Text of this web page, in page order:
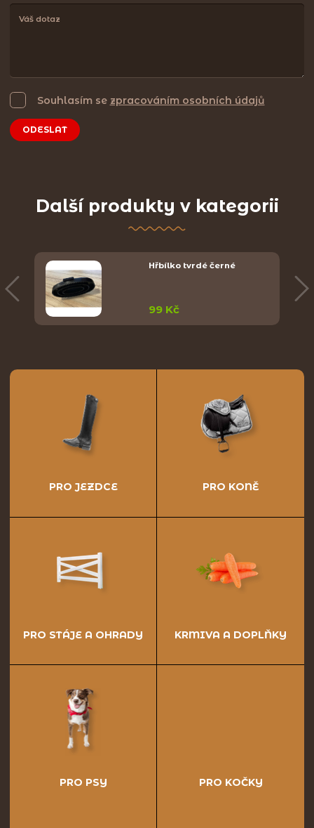
Souhlasím se zpracováním osobních údajů
ODESLAT
Další produkty v kategorii
Hřbílko tvrdé černé
99 Kč
PRO JEZDCE PRO KONĚ
PRO STÁJE A OHRADY KRMIVA A DOPLŇKY
PRO PSY PRO KOČKY